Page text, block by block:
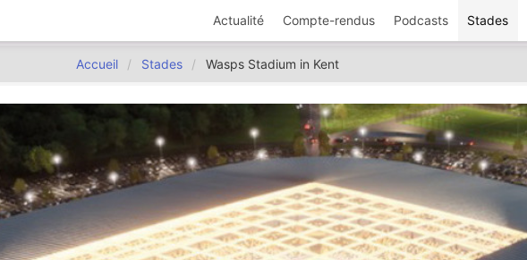
Actualité Compte-rendus Podcasts Stades
Accueil Stades Wasps Stadium in Kent